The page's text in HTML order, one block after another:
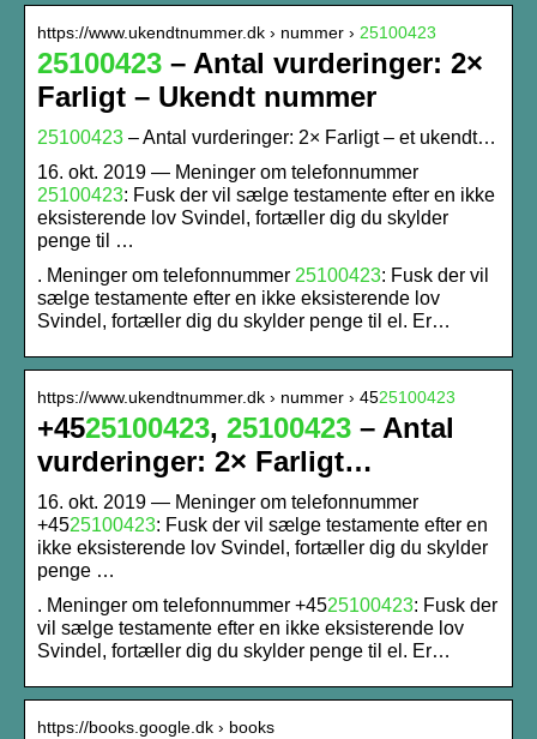
https://www.ukendtnummer.dk › nummer › 25100423
25100423 – Antal vurderinger: 2×
Farligt – Ukendt nummer
25100423 – Antal vurderinger: 2× Farligt – et ukendt…
16. okt. 2019 — Meninger om telefonnummer
25100423: Fusk der vil sælge testamente efter en ikke
eksisterende lov Svindel, fortæller dig du skylder
penge til …
. Meninger om telefonnummer 25100423: Fusk der vil
sælge testamente efter en ikke eksisterende lov
Svindel, fortæller dig du skylder penge til el. Er…
https://www.ukendtnummer.dk › nummer › 4525100423
+4525100423, 25100423 – Antal
vurderinger: 2× Farligt…
16. okt. 2019 — Meninger om telefonnummer
+4525100423: Fusk der vil sælge testamente efter en
ikke eksisterende lov Svindel, fortæller dig du skylder
penge …
. Meninger om telefonnummer +4525100423: Fusk der
vil sælge testamente efter en ikke eksisterende lov
Svindel, fortæller dig du skylder penge til el. Er…
https://books.google.dk › books